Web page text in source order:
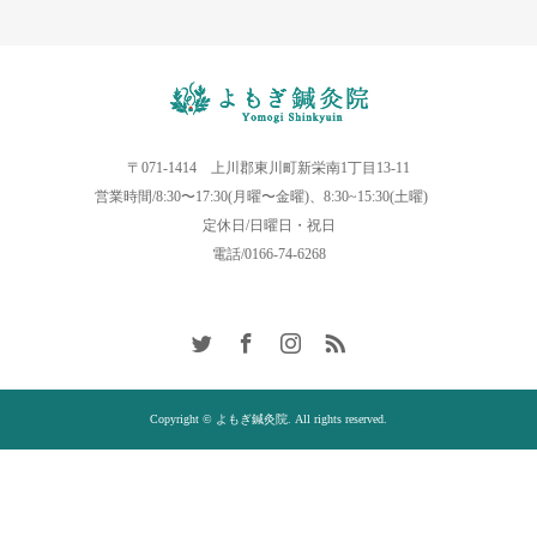
〒071-1414 上川郡東川町新栄南1丁目13-11
営業時間/8:30〜17:30(月曜〜金曜)、8:30~15:30(土曜)
定休日/日曜日・祝日
電話/0166-74-6268
Copyright © よもぎ鍼灸院. All rights reserved.